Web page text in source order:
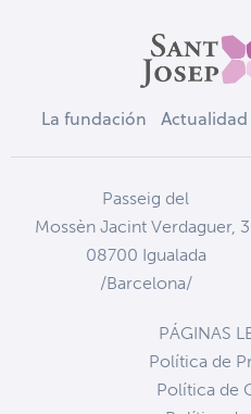
La fundación Actualidad
Passeig del
Mossèn Jacint Verdaguer,
08700 Igualada
/Barcelona/
PÁGINAS
Política de
Política de